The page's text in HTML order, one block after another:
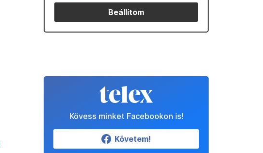
Beállítom
Kövess minket Facebookon is!
Követem!